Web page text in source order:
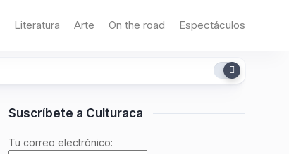
Literatura Arte On the road Espectáculos
Suscríbete a Culturaca
Tu correo electrónico: